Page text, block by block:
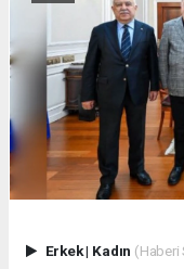
Erkek| Kadın (Haberi